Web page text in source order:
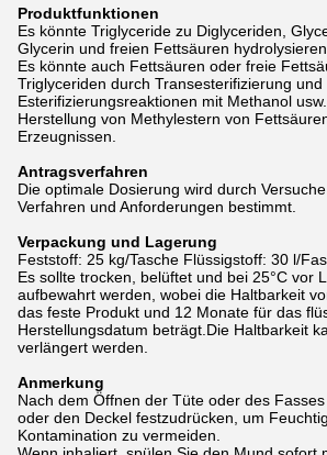
Produktfunktionen
Es könnte Triglyceride zu Diglyceriden,
Glycerin und freien Fettsäuren
Es könnte auch Fettsäuren oder freie
Triglyceriden durch Transesterifizierung und
Esterifizierungsreaktionen mit Methanol
Herstellung von Methylestern von
Erzeugnissen.
Antragsverfahren
Die optimale Dosierung wird durch
Verfahren und Anforderungen bestimmt.
Verpackung und Lagerung
Feststoff: 25 kg/Tasche Flüssigstoff: 30 l/
Es sollte trocken, belüftet und bei 25°C vor
aufbewahrt werden, wobei die Haltbarkeit
das feste Produkt und 12 Monate für das
Herstellungsdatum beträgt.Die Haltbarkeit
verlängert werden.
Anmerkung
Nach dem Öffnen der Tüte oder des
oder den Deckel festzudrücken, um
Kontamination zu vermeiden.